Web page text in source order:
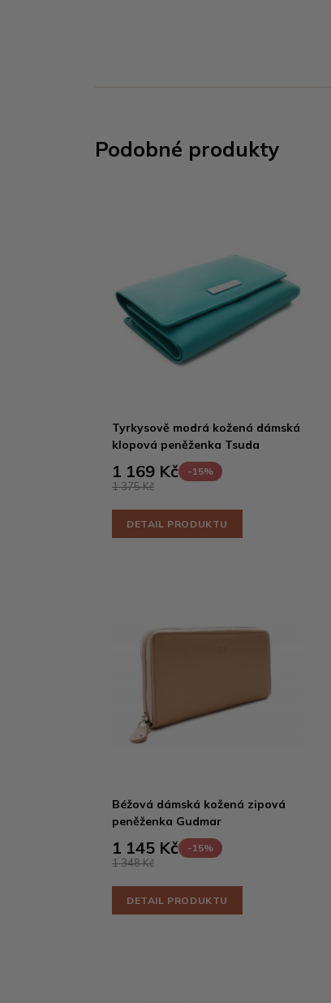
Podobné produkty
Tyrkysově modrá kožená dámská
klopová peněženka Tsuda
1 169 Kč -15%
1 375 Kč
DETAIL PRODUKTU
Béžová dámská kožená zipová
peněženka Gudmar
1 145 Kč -15%
1 348 Kč
DETAIL PRODUKTU